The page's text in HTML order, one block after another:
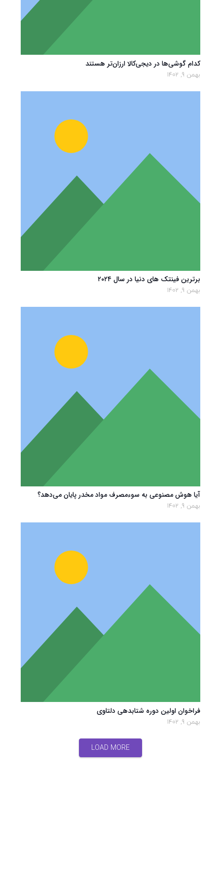
کدام گوشی‌ها در دیجی‌کالا ارزان‌تر هستند
بهمن 9, 1402
برترین فینتک های دنیا در سال ۲۰۲۴
بهمن 9, 1402
آیا هوش مصنوعی به سوءمصرف مواد مخدر پایان می‌دهد؟
بهمن 9, 1402
فراخوان اولین دوره شتابدهی دلتاوی
بهمن 9, 1402
LOAD MORE